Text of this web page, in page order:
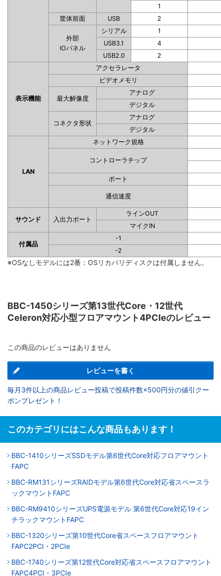
1
筐体前面
USB 2
外部
IOパネル
シリアル
1
USB3.1
4
USB2.0
2
表示機能
アクセラレータ
ビデオメモリ
最大解像度
アナログ
デジタル
コネクタ形状
アナログ
デジタル
LAN
ネットワーク規格
コントローラチップ
ポート
通信速度
サウンド 入出力ポート
ラインOUT
マイクIN
付属品
-1
-2
※OSなしモデルには2番：OSリカバリディスクは付属しません。
BBC-1450シリーズ第13世代Core・12世代
Celeron対応小型フロアマウント4PCIeのレビュー
この商品のレビューはありません
レビューを書く
毎月3件以上の商品レビュー投稿で投稿件数×500円分の値引クー
ポンプレゼント！
このカテゴリにはこんな商品もあります！
BBC-1410シリーズSSDモデル第6世代Core対応フロアマウント
FAPC
BBC-RM131シリーズRAIDモデル第6世代Core対応省スペースラ
ックマウントFAPC
BBC-RM9410シリーズUPS電源モデル 第6世代Core対応19イン
チラックマウントFAPC
BBC-1320シリーズ第10世代Core省スペースフロアマウント
FAPC2PCI・2PCIe
BBC-1740シリーズ第12世代Core対応省スペースフロアマウント
FAPC4PCI・3PCIe